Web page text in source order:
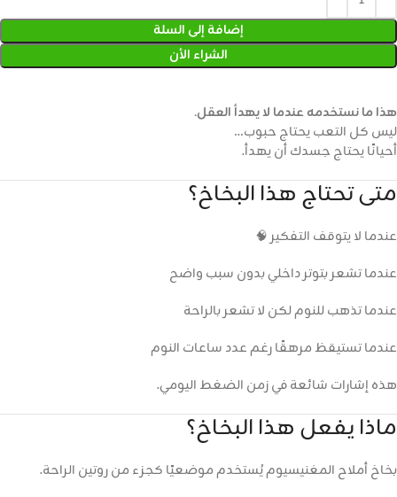
إضافة إلى السلة
الشراء الأن
هذا ما نستخدمه عندما لا يهدأ العقل.
ليس كل التعب يحتاج حبوب…
أحيانًا يحتاج جسدك أن يهدأ.
متى تحتاج هذا البخاخ؟
عندما لا يتوقف التفكير 🧠
عندما تشعر بتوتر داخلي بدون سبب واضح
عندما تذهب للنوم لكن لا تشعر بالراحة
عندما تستيقظ مرهقًا رغم عدد ساعات النوم
هذه إشارات شائعة في زمن الضغط اليومي.
ماذا يفعل هذا البخاخ؟
بخاخ أملاح المغنيسيوم يُستخدم موضعيًا كجزء من روتين الراحة.